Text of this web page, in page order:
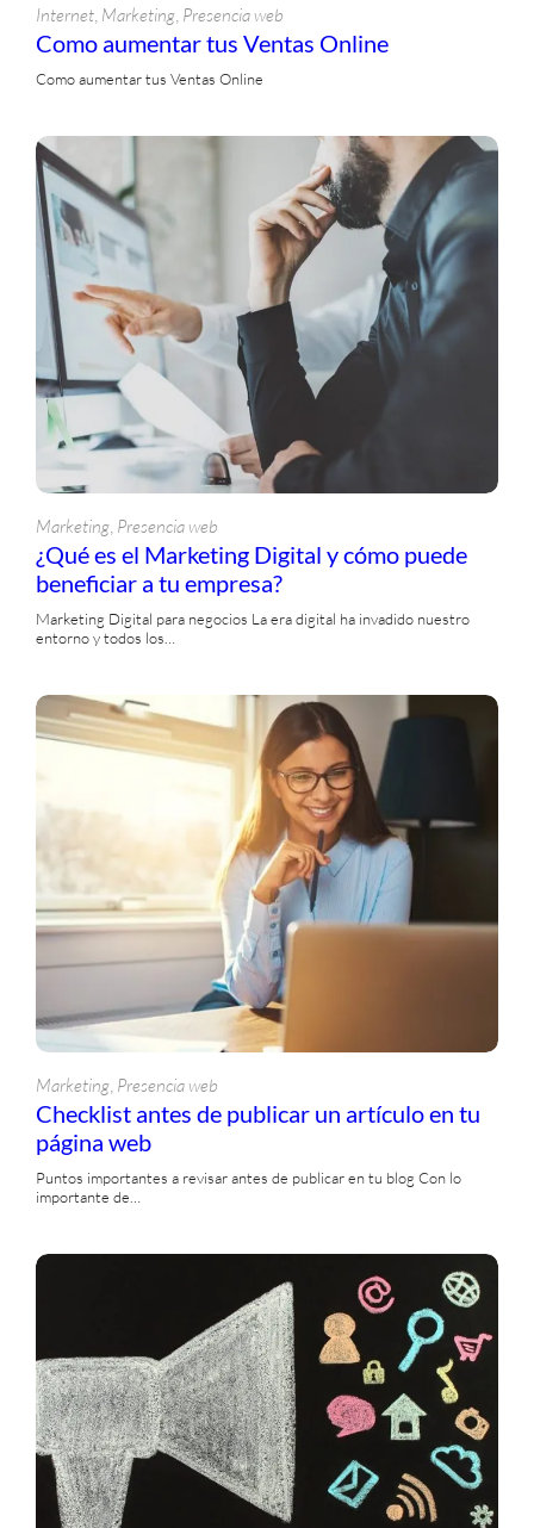
Internet Marketing Presencia web
Como aumentar tus Ventas Online
Como aumentar tus Ventas Online
Marketing Presencia web
¿Qué es el Marketing Digital y cómo puede
beneficiar a tu empresa?
Marketing Digital para negocios La era digital ha invadido nuestro
entorno y todos los…
Marketing Presencia web
Checklist antes de publicar un artículo en tu
página web
Puntos importantes a revisar antes de publicar en tu blog Con lo
importante de…